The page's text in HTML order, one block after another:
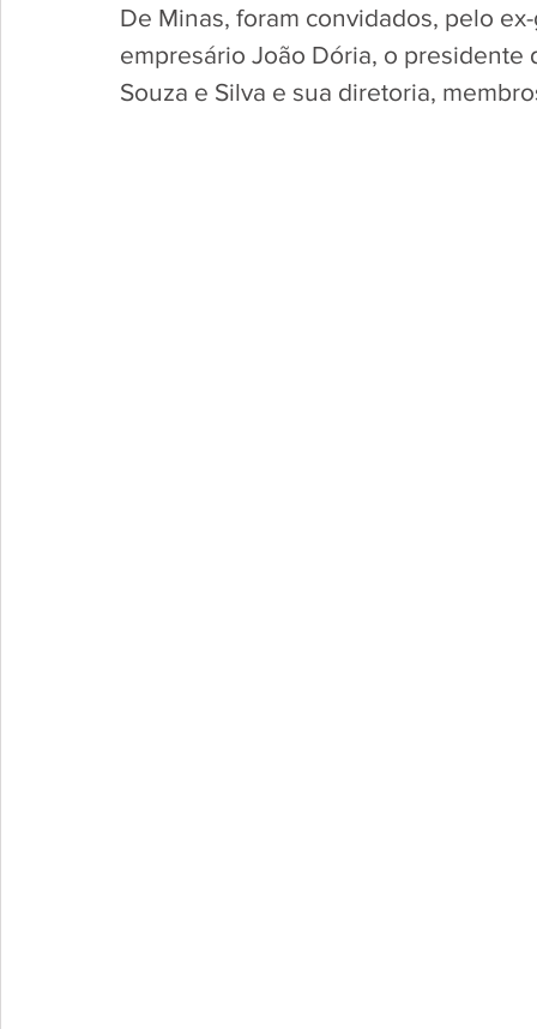
De Minas, foram convidados, pelo
empresário João Dória, o presidente
Souza e Silva e sua diretoria,